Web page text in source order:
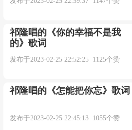
为何最后是我在痛哭
你总会有很多解释
每一种都无法领悟
难道我真的笨到糊涂
竟然看不出这是个错误
祁隆唱的《你的幸福不是我
的》歌词
发布于2023-02-25 22:52:25 1125个赞
祁隆唱的《怎能把你忘》歌词
发布于2023-02-25 22:45:13 1055个赞